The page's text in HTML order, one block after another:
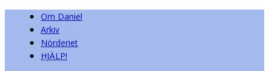
Om Daniel
Arkiv
Nörderiet
HJÄLP!